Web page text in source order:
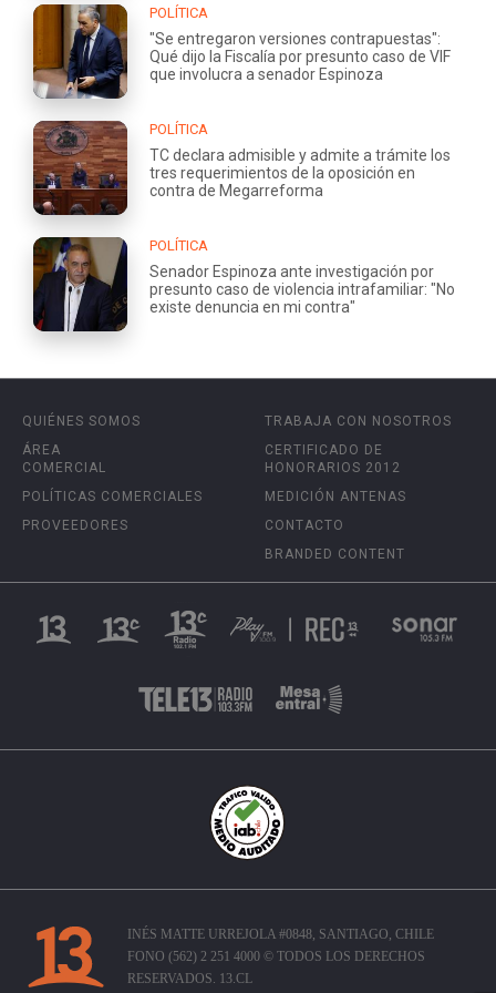
POLÍTICA
"Se entregaron versiones contrapuestas":
Qué dijo la Fiscalía por presunto caso de VIF
que involucra a senador Espinoza
POLÍTICA
TC declara admisible y admite a trámite los
tres requerimientos de la oposición en
contra de Megarreforma
POLÍTICA
Senador Espinoza ante investigación por
presunto caso de violencia intrafamiliar: "No
existe denuncia en mi contra"
QUIÉNES SOMOS
ÁREA
COMERCIAL
POLÍTICAS COMERCIALES
PROVEEDORES
TRABAJA CON NOSOTROS
CERTIFICADO DE
HONORARIOS 2012
MEDICIÓN ANTENAS
CONTACTO
BRANDED CONTENT
INÉS MATTE URREJOLA #0848, SANTIAGO, CHILE
FONO (562) 2 251 4000 © TODOS LOS DERECHOS
RESERVADOS. 13.CL